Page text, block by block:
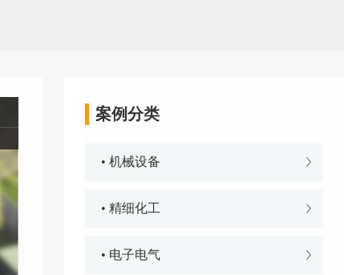
案例分类
• 机械设备
• 精细化工
• 电子电气